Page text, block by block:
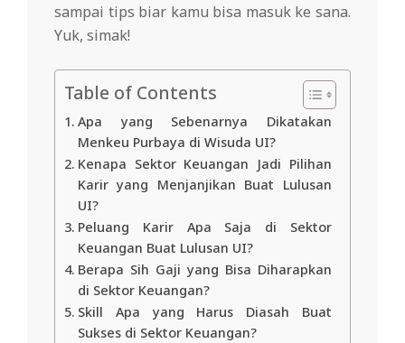
sampai tips biar kamu bisa masuk ke sana.
Yuk, simak!
Table of Contents
Apa yang Sebenarnya Dikatakan
Menkeu Purbaya di Wisuda UI?
Kenapa Sektor Keuangan Jadi Pilihan
Karir yang Menjanjikan Buat Lulusan
UI?
Peluang Karir Apa Saja di Sektor
Keuangan Buat Lulusan UI?
Berapa Sih Gaji yang Bisa Diharapkan
di Sektor Keuangan?
Skill Apa yang Harus Diasah Buat
Sukses di Sektor Keuangan?